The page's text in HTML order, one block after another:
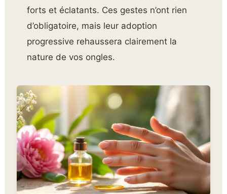
forts et éclatants. Ces gestes n’ont rien
d’obligatoire, mais leur adoption
progressive rehaussera clairement la
nature de vos ongles.